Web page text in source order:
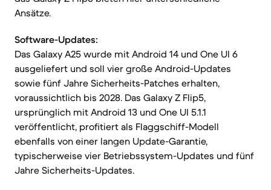
Ansätze.
Software-Updates:
Das Galaxy A25 wurde mit Android 14 und One UI 6
ausgeliefert und soll vier große Android-Updates
sowie fünf Jahre Sicherheits-Patches erhalten,
voraussichtlich bis 2028. Das Galaxy Z Flip5,
ursprünglich mit Android 13 und One UI 5.1.1
veröffentlicht, profitiert als Flaggschiff-Modell
ebenfalls von einer langen Update-Garantie,
typischerweise vier Betriebssystem-Updates und fünf
Jahre Sicherheits-Updates.